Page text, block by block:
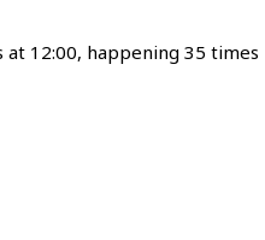
12:00, happening 35 times